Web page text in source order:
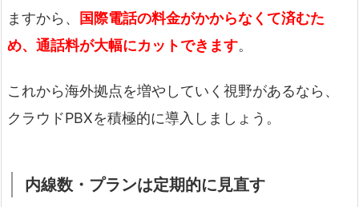
ますから、
国際電話の料金がかからなくて済むた
め、通話料が大幅にカットできます。
これから海外拠点を増やしていく視野があるなら、
クラウドPBXを積極的に導入しましょう。
内線数・プランは定期的に見直す